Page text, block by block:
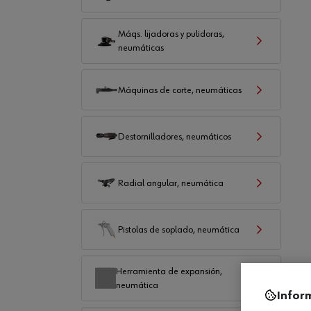
Máqs. lijadoras y pulidoras,
neumáticas
Máquinas de corte, neumáticas
Destornilladores, neumáticos
Radial angular, neumática
Pistolas de soplado, neumática
Herramienta de expansión,
neumática